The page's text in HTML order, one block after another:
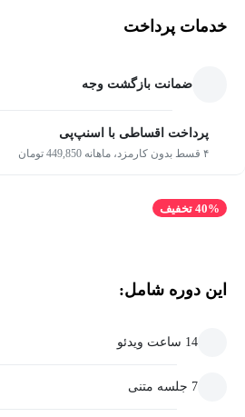
خدمات پرداخت
ضمانت بازگشت وجه
پرداخت اقساطی با اسنپ‌پی
۴ قسط بدون کارمزد، ماهانه 449,850 تومان
40% تخفیف
این دوره شامل:
14 ساعت ویدئو
7 جلسه متنی